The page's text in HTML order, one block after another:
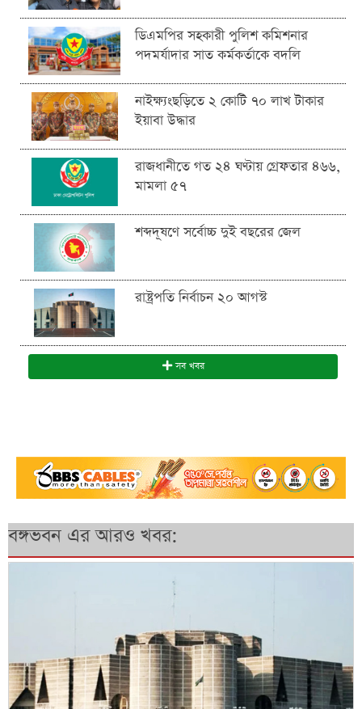
ডিএমপির সহকারী পুলিশ কমিশনার
পদমর্যাদার সাত কর্মকর্তাকে বদলি
নাইক্ষ্যংছড়িতে ২ কোটি ৭০ লাখ টাকার
ইয়াবা উদ্ধার
রাজধানীতে গত ২৪ ঘণ্টায় গ্রেফতার ৪৬৬,
মামলা ৫৭
শব্দদূষণে সর্বোচ্চ দুই বছরের জেল
রাষ্ট্রপতি নির্বাচন ২০ আগস্ট
সব খবর
বঙ্গভবন এর আরও খবর: